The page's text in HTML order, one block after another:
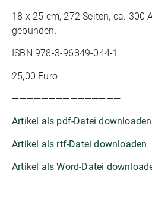
18 x 25 cm, 272 Seiten, ca. 300
gebunden.
ISBN 978-3-96849-044-1
25,00 Euro
———————————————
Artikel als pdf-Datei downloaden
Artikel als rtf-Datei downloaden
Artikel als Word-Datei